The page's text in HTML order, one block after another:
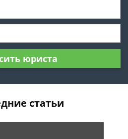
юриста
статьи